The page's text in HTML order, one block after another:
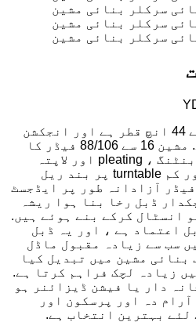
ڈبل رخا بنائی مشین 8 سے 44 انچ قطر ہے اور انجکشن
کی فاصلہ 6 سے 40 انچ ہے. مشین 16 سے 88/106 فیڈر کا
استعمال کرتا ہے ، اور بنٹنگ ، pleating اور لاپتہ
کیمرے کے ساتھ اوپری اور کم turntable پر بند ریل
آزادانہ طور پر ایڈجسٹ
ڈبل رخا بنا ہوا ریشہ
انسٹال کرکے بنے ہوئے ہیں.
اعتماد ہے ، اور یہ ڈبل
سب سے زیادہ مقبول ماڈل
بنائی مشین میں تبدیل کیا
زیادہ لچک فراہم کرتا ہے.
دار یا فیشن ڈیزائنر ہو
دہ اور پرسکون اور
لئے بہترین انتخاب ہے.